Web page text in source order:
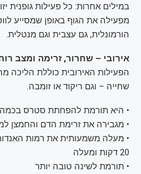
במילים אחרות: כל פעילות גופנית
מפעילה את הגוף באופן שמסייע
הורמונלית, גם עצבית וגם מנטלית.
אירובי – שחרור, זרימה ומצב
הפעילות האירובית כוללת הליכה
שחייה – וגם ריקוד או זומבה.
• היא תורמת להפחתת סטרס בכמה
• מגבירה את זרימת הדם והחמצן
• מעלה משמעותית את רמות
20 דקות ומעלה
• תורמת לשינה טובה יותר